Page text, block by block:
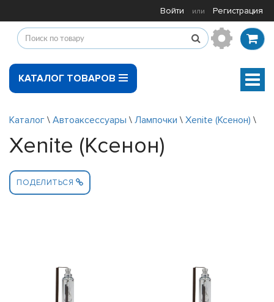
Войти или Регистрация
КАТАЛОГ ТОВАРОВ
Каталог \ Автоаксессуары \ Лампочки \ Xenite (Ксенон) \
Xenite (Ксенон)
ПОДЕЛИТЬСЯ